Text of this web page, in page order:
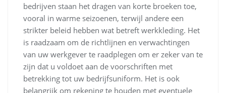
bedrijven staan het dragen van korte broeken toe,
vooral in warme seizoenen, terwijl andere een
strikter beleid hebben wat betreft werkkleding. Het
is raadzaam om de richtlijnen en verwachtingen
van uw werkgever te raadplegen om er zeker van te
zijn dat u voldoet aan de voorschriften met
betrekking tot uw bedrijfsuniform. Het is ook
belangrijk om rekening te houden met eventuele